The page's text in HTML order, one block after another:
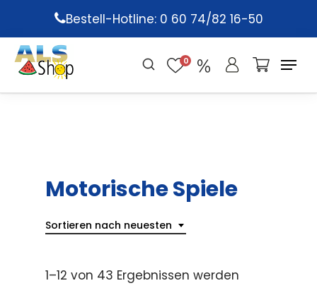
main
content
Bestell-Hotline: 0 60 74/82 16-50
0
Motorische Spiele
Sortieren nach neuesten
1–12 von 43 Ergebnissen werden